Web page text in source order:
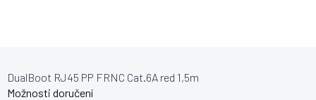
Možnosti doručení
DualBoot RJ45 PP FRNC Cat.6A red 1,5m